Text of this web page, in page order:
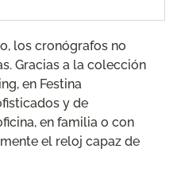
los cronógrafos no
Gracias a la colección
en Festina
y de
en familia o con
el reloj capaz de